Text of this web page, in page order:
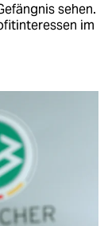
sehen.
im